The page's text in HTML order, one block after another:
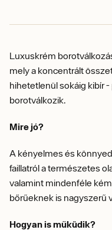
Luxuskrém
mely a koncentrált
hihetetlenül sokáig kibír
borotválkozik.
Mire jó?
A kényelmes és
faillatról a természetes
valamint mindenféle
bőrűeknek is nagyszerű
Hogyan is műküdik?